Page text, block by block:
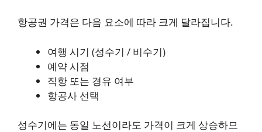
항공권 가격은 다음 요소에 따라 크게 달라집니다.
여행 시기 (성수기 / 비수기)
예약 시점
직항 또는 경유 여부
항공사 선택
성수기에는 동일 노선이라도 가격이 크게 상승하므